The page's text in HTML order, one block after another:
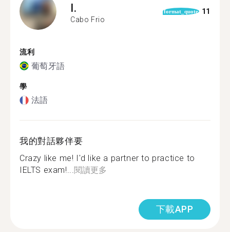
I.
Cabo Frio
format_quote 11
流利
葡萄牙語
學
法語
我的對話夥伴要
Crazy like me! I'd like a partner to practice to
IELTS exam!...閱讀更多
下載APP